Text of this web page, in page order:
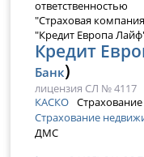
Кредит
Банк)
лицензия СЛ № 4117
КАСКО
Страхование
ДМС